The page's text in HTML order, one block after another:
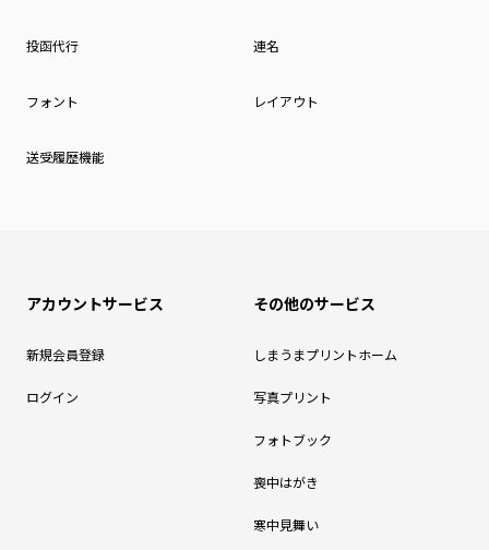
投函代行 連名
フォント レイアウト
送受履歴機能
アカウントサービス
新規会員登録
ログイン
その他のサービス
しまうまプリントホーム
写真プリント
フォトブック
喪中はがき
寒中見舞い